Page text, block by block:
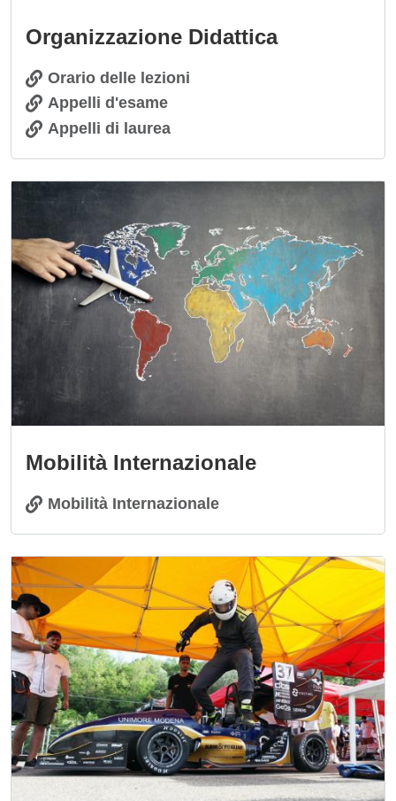
Organizzazione Didattica
Orario delle lezioni
Appelli d'esame
Appelli di laurea
Mobilità Internazionale
Mobilità Internazionale
Immagine